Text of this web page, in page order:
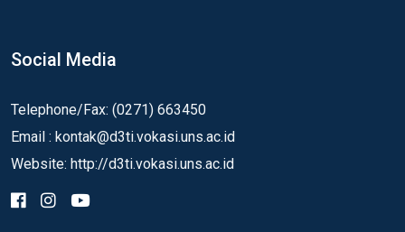
Social Media
Telephone/Fax: (0271) 663450
Email : kontak@d3ti.vokasi.uns.ac.id
Website: http://d3ti.vokasi.uns.ac.id